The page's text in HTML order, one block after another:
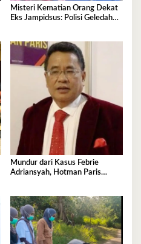
Misteri Kematian Orang Dekat
Eks Jampidsus: Polisi Geledah
Mundur dari Kasus Febrie
Adriansyah, Hotman Paris